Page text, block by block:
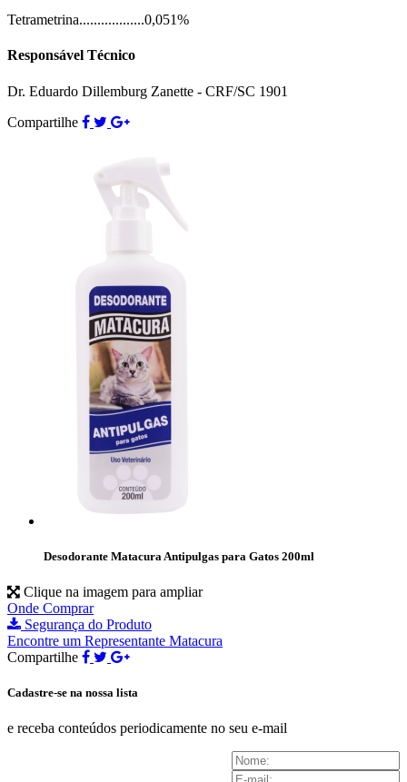
Tetrametrina..................0,051%
Responsável Técnico
Dr. Eduardo Dillemburg Zanette - CRF/SC 1901
Compartilhe
Desodorante Matacura Antipulgas para Gatos 200ml
Clique na imagem para ampliar
Onde Comprar
Segurança do Produto
Encontre um Representante Matacura
Compartilhe
Cadastre-se na nossa lista
e receba conteúdos periodicamente no seu e-mail